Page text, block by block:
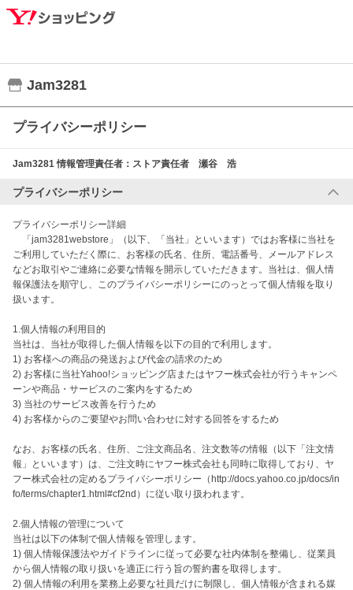
Jam3281
プライバシーポリシー
Jam3281情報管理責任者： ストア責任者 瀬谷 浩
プライバシーポリシー
プライバシーポリシー詳細
「jam3281webstore」（以下、「当社」といいます）ではお客様に当社を
ご利用していただく際に、お客様の氏名、住所、電話番号、メールアドレス
などお取引やご連絡に必要な情報を開示していただきます。当社は、個人情
報保護法を順守し、このプライバシーポリシーにのっとって個人情報を取り
扱います。
1.個人情報の利用目的
当社は、当社が取得した個人情報を以下の目的で利用します。
1) お客様への商品の発送および代金の請求のため
2) お客様に当社Yahoo!ショッピング店またはヤフー株式会社が行うキャンペ
ーンや商品・サービスのご案内をするため
3) 当社のサービス改善を行うため
4) お客様からのご要望やお問い合わせに対する回答をするため
なお、お客様の氏名、住所、ご注文商品名、注文数等の情報（以下「注文情
報」といいます）は、ご注文時にヤフー株式会社も同時に取得しており、ヤ
フー株式会社の定めるプライバシーポリシー（http://docs.yahoo.co.jp/docs/in
fo/terms/chapter1.html#cf2nd）に従い取り扱われます。
2.個人情報の管理について
当社は以下の体制で個人情報を管理します。
1) 個人情報保護法やガイドラインに従って必要な社内体制を整備し、従業員
から個人情報の取り扱いを適正に行う旨の誓約書を取得します。
2) 個人情報の利用を業務上必要な社員だけに制限し、個人情報が含まれる媒